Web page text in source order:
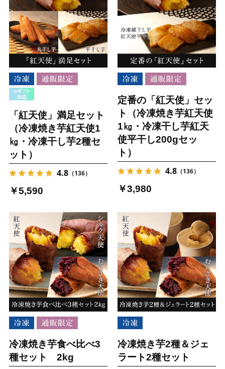
「紅天使」満足セット
（冷凍焼き芋紅天使1
㎏・冷凍干し芋2種セ
ット）
4.8（136）
￥5,590
定番の「紅天使」セッ
ト（冷凍焼き芋紅天使
1㎏・冷凍干し芋紅天
使平干し200gセッ
ト）
4.8（136）
￥3,980
冷凍焼き芋食べ比べ3
種セット 2kg
冷凍焼き芋2種＆ジェ
ラート2種セット